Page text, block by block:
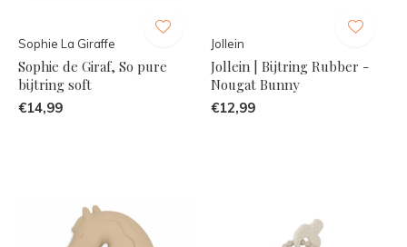
Sophie La Giraffe
Sophie de Giraf, So pure
bijtring soft
€14,99
Jollein
Jollein | Bijtring Rubber -
Nougat Bunny
€12,99